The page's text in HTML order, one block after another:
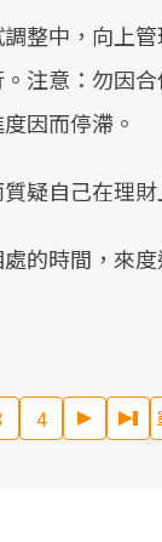
整中，向上
注意：勿因
因而停滯。
疑自己在理財
的時間，來
4